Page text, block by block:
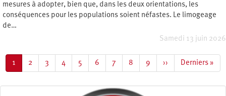
mesures à adopter, bien que, dans les deux orientations, les
conséquences pour les populations soient néfastes. Le limogeage
de…
Samedi 13 juin 2026
Page
courante
1 Page
2 Page
3 Page
4 Page
5 Page
6 Page
7 Page
8 Page
9
Page
suivante
››
Dernière
page
Derniers »